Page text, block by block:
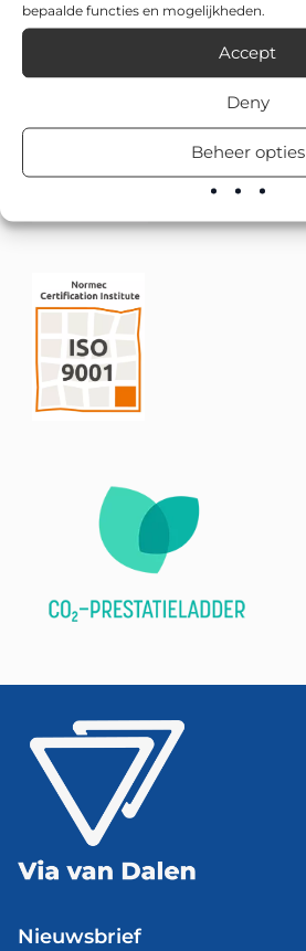
bepaalde functies en mogelijkheden.
Accept
Deny
Beheer opties
Nieuwsbrief